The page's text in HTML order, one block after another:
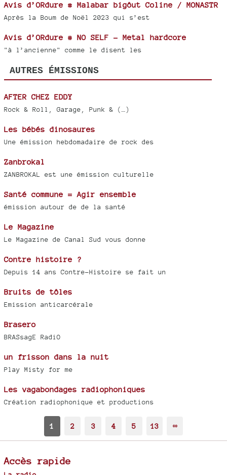
Avis d’ORdure # Malabar bigôut Coline / MONASTR
Après la Boum de Noël 2023 qui s’est
Avis d’ORdure # NO SELF - Metal hardcore
"à l’ancienne" comme le disent les
AUTRES ÉMISSIONS
AFTER CHEZ EDDY
Rock & Roll, Garage, Punk & (…)
Les bébés dinosaures
Une émission hebdomadaire de rock des
Zanbrokal
ZANBROKAL est une émission culturelle
Santé commune = Agir ensemble
émission autour de de la santé
Le Magazine
Le Magazine de Canal Sud vous donne
Contre histoire ?
Depuis 14 ans Contre-Histoire se fait un
Bruits de tôles
Emission anticarcérale
Brasero
BRASsagE RadiO
un frisson dans la nuit
Play Misty for me
Les vagabondages radiophoniques
Création radiophonique et productions
1 2 3 4 5 13 ∞
Accès rapide